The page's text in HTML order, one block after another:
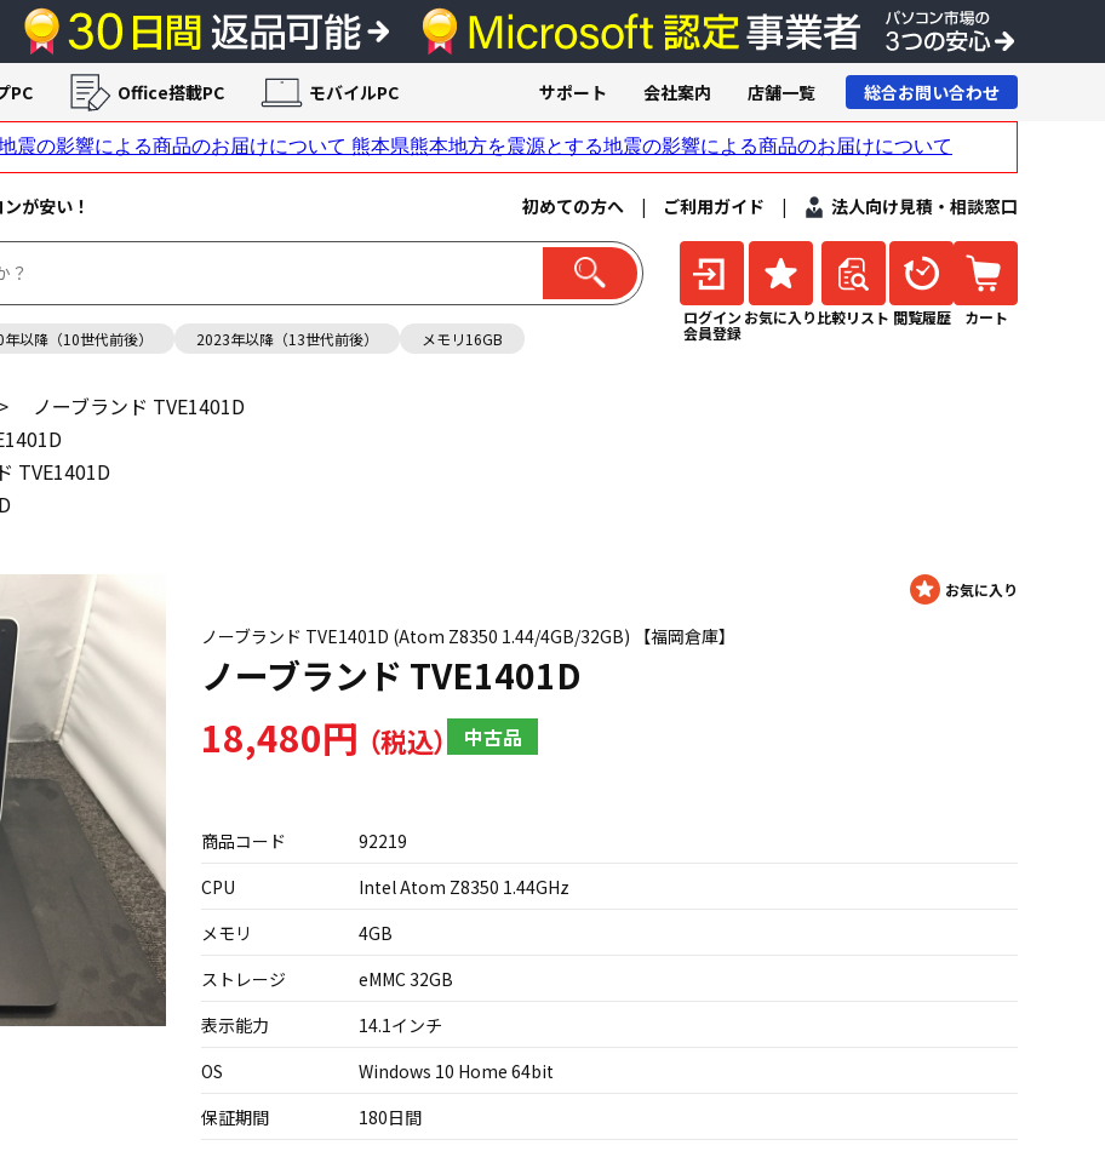
が安い！ 初めての方へ | ご利用ガイド | 法人向け見積・相談窓口
以降（10世代前後） 2023年以降（13世代前後） メモリ16GB
ログイン
会員登録
お気に入り 比較リスト 閲覧履歴 カート
PC Office搭載PC モバイルPC サポート 会社案内 店舗一覧 総合お問い合わせ
>
ノーブランド TVE1401D
TVE1401D
ノーブランド TVE1401D (Atom Z8350 1.44/4GB/32GB) 【福岡倉庫】
ノーブランド TVE1401D
18,480円 中古品
商品コード
92219
CPU
Intel Atom Z8350 1.44GHz
メモリ
4GB
ストレージ
eMMC 32GB
表示能力
14.1インチ
OS
Windows 10 Home 64bit
保証期間
180日間